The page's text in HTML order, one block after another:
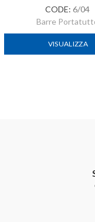
CODE: 6/04
Barre
VISUALIZZA